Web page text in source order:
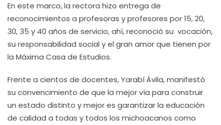
En este marco, la rectora hizo entrega de
reconocimientos a profesoras y profesores por 15, 20,
30, 35 y 40 años de servicio, ahí, reconoció su vocación,
su responsabilidad social y el gran amor que tienen por
la Máxima Casa de Estudios.
Frente a cientos de docentes, Yarabí Ávila, manifestó
su convencimiento de que la mejor vía para construir
un estado distinto y mejor es garantizar la educación
de calidad a todas y todos los michoacanos como